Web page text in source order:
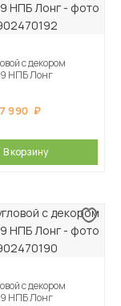
с декором
НПБ Лонг
990
В корзину
с декором
НПБ Лонг